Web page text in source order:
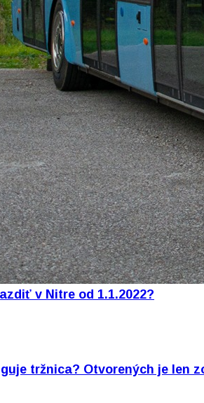
v Nitre od 1.1.2022?
tržnica? Otvorených je len